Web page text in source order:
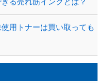
る売れ筋インクとは？
用トナーは買い取っても